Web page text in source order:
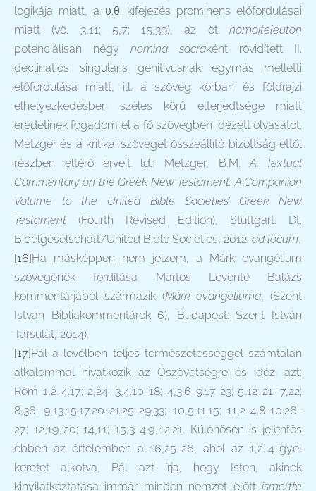
logikája miatt, a υ.θ. kifejezés prominens előfordulásai
miatt (vö. 3,11; 5,7; 15,39), az öt homoiteleuton
potenciálisan négy nomina sacraként rövidített II.
declinatiós singularis genitivusnak egymás melletti
előfordulása miatt, ill. a szöveg korban és földrajzi
elhelyezkedésben széles körű elterjedtsége miatt
eredetinek fogadom el a fő szövegben idézett olvasatot.
Metzger és a kritikai szöveget összeállító bizottság ettől
részben eltérő érveit ld.: Metzger, B.M.A Textual
Commentary on the Greek New Testament: A Companion
Volume to the United Bible Societies’ Greek New
Testament (Fourth Revised Edition), Stuttgart: Dt.
Bibelgeselschaft/United Bible Societies, 2012. ad locum.
[16] Ha másképpen nem jelzem, a Márk evangélium
szövegének fordítása Martos Levente Balázs
kommentárjából származik (Márk evangéliuma, (Szent
István Bibliakommentárok 6), Budapest: Szent István
Társulat, 2014).
[17] Pál a levélben teljes természetességgel számtalan
alkalommal hivatkozik az Ószövetségre és idézi azt:
Róm 1,2-4.17; 2,24; 3,4.10-18; 4,3.6-9.17-23; 5,12-21; 7,22;
8,36; 9,13.15.17.20-21.25-29.33; 10,5.11.15; 11,2-4.8-10.26-
27; 12,19-20; 14,11; 15,3-4.9-12.21. Különösen is jelentős
ebben az értelemben a 16,25-26, ahol az 1,2-4-gyel
keretet alkotva, Pál azt írja, hogy Isten, akinek
kinyilatkoztatása immár minden nemzet előtt ismertté